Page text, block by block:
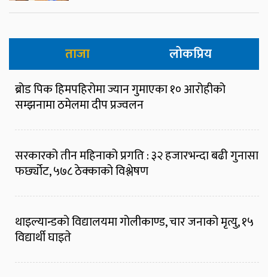
ताजा लोकप्रिय
ब्रोड पिक हिमपहिरोमा ज्यान गुमाएका १० आरोहीको
सम्झनामा ठमेलमा दीप प्रज्वलन
सरकारको तीन महिनाको प्रगति : ३२ हजारभन्दा बढी गुनासा
फर्छ्योट, ५७८ ठेक्काको विश्लेषण
थाइल्यान्डको विद्यालयमा गोलीकाण्ड, चार जनाको मृत्यु, १५
विद्यार्थी घाइते